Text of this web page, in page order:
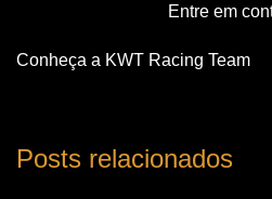
Entre em
Conheça a KWT Racing Team
Posts relacionados